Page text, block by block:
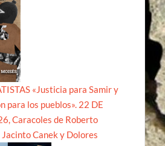
«Justicia para Samir y
para los pueblos». 22 DE
Caracoles de Roberto
Canek y Dolores